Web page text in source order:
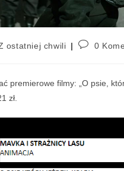
ostatniej chwili 0
premierowe filmy: „O psie,
zł.